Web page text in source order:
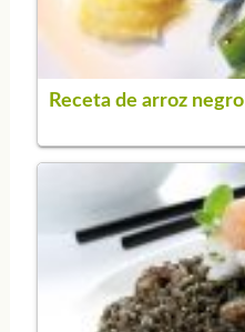
Receta de arroz